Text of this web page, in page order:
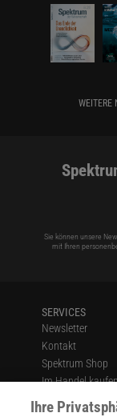
WEITERE
Sie können unsere
mit Ihren
SERVICES
Newsletter
Kontakt
Spektrum Shop
Im Handel
Presse
Ihre